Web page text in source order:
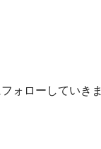
ォローしていきま